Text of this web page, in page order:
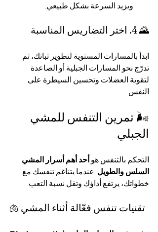
ويزيد السرعة بشكل طبيعي.
🌄 4. اختر التضاريس المناسبة
ابدأ بالمسارات المستوية لتطوير ثباتك، ثم
تدرّج نحو المسارات الجبلية أو الصاعدة
لتقوية العضلات وتحسين السيطرة على
النفس.
🌬️ تمرين التنفس للمشي
الجبلي
التحكم بالتنفس هو أحد أهم أسرار المشي
السلس والطويل. عندما يتناغم تنفسك مع
خطواتك، يرتفع أداؤك وتقل نسبة التعب.
🫁 تقنيات تنفس فعّالة أثناء المشي